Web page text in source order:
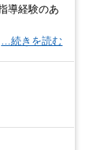
導経験のあ
…続きを読む